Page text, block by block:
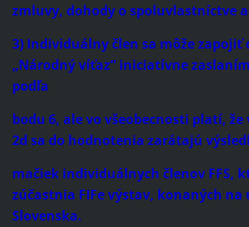
zmluvy, dohody o spoluvlastníctve
3) Individuálny člen sa môže zapojiť
„Národný víťaz“ iniciatívne
podľa
bodu 6, ale vo všeobecnosti platí, že
2d sa do hodnotenia zarátajú
mačiek individuálnych členov FFS,
zúčastnia FIFe výstav, konaných na
Slovenska.